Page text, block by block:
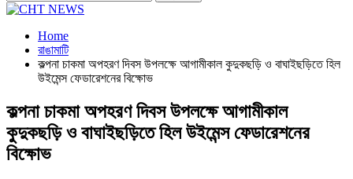
Home
রাঙামাটি
কল্পনা চাকমা অপহরণ দিবস উপলক্ষে আগামীকাল কুদুকছড়ি ও বাঘাইছড়িতে হিল
উইমেন্স ফেডারেশনের বিক্ষোভ
কল্পনা চাকমা অপহরণ দিবস উপলক্ষে আগামীকাল
কুদুকছড়ি ও বাঘাইছড়িতে হিল উইমেন্স ফেডারেশনের
বিক্ষোভ